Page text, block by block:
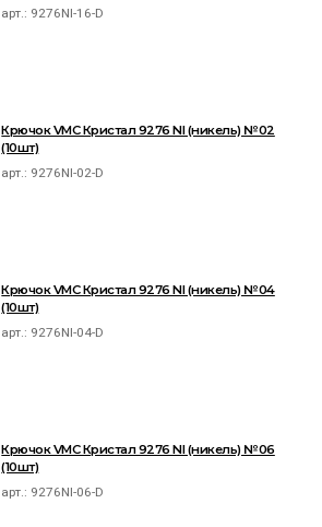
арт.: 9276NI-16-D
Крючок VMC Кристал 9276 NI (никель) №02
(10шт)
арт.: 9276NI-02-D
Крючок VMC Кристал 9276 NI (никель) №04
(10шт)
арт.: 9276NI-04-D
Крючок VMC Кристал 9276 NI (никель) №06
(10шт)
арт.: 9276NI-06-D